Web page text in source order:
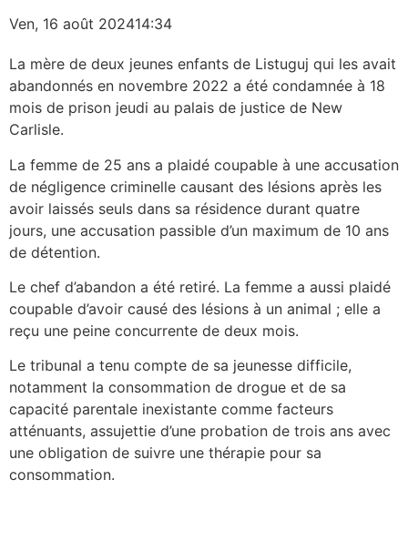
Ven, 16 août 202414:34
La mère de deux jeunes enfants de Listuguj qui les avait
abandonnés en novembre 2022 a été condamnée à 18
mois de prison jeudi au palais de justice de New
Carlisle.
La femme de 25 ans a plaidé coupable à une accusation
de négligence criminelle causant des lésions après les
avoir laissés seuls dans sa résidence durant quatre
jours, une accusation passible d’un maximum de 10 ans
de détention.
Le chef d’abandon a été retiré. La femme a aussi plaidé
coupable d’avoir causé des lésions à un animal ; elle a
reçu une peine concurrente de deux mois.
Le tribunal a tenu compte de sa jeunesse difficile,
notamment la consommation de drogue et de sa
capacité parentale inexistante comme facteurs
atténuants, assujettie d’une probation de trois ans avec
une obligation de suivre une thérapie pour sa
consommation.